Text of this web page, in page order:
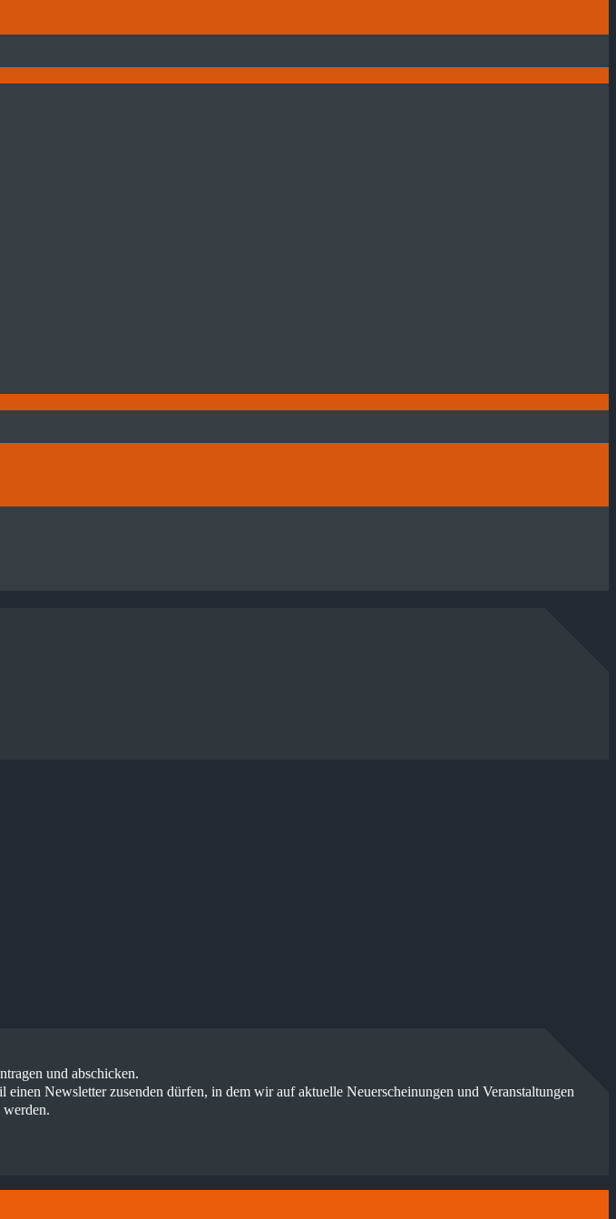
und abschicken.
Newsletter zusenden dürfen, in dem wir auf aktuelle Neuerscheinungen und Veranstaltungen